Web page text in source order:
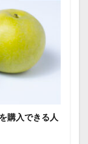
購入できる人